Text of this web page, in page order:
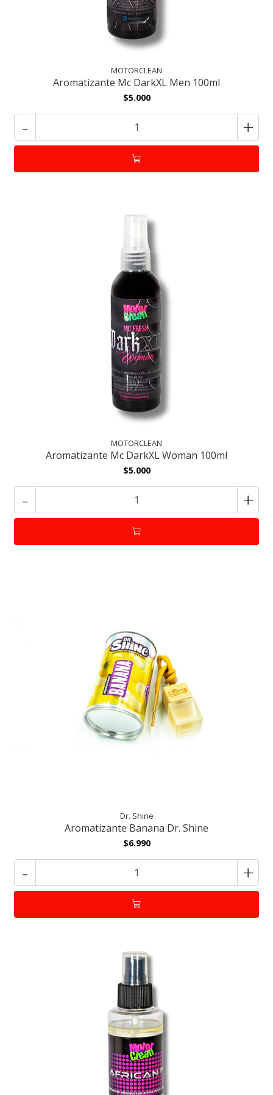
MOTORCLEAN
Aromatizante Mc DarkXL Men 100ml
$5.000
- +
MOTORCLEAN
Aromatizante Mc DarkXL Woman 100ml
$5.000
- +
Dr. Shine
Aromatizante Banana Dr. Shine
$6.990
- +